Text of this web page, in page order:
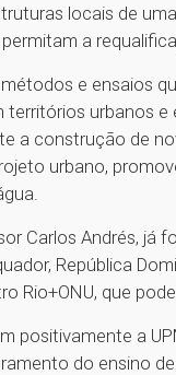
locais de
a
e ensaios
territórios urbanos
a construção de
urbano,
Carlos Andrés, já
República
Rio+ONU, que
positivamente a
do ensino